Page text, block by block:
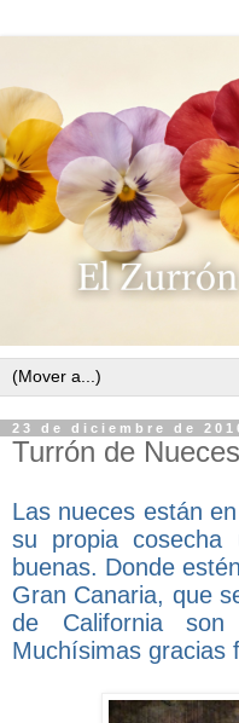
23 de diciembre de
Turrón de Nueces
Las nueces están
su propia cosecha
buenas. Donde
Gran Canaria, que
de California
Muchísimas gracias